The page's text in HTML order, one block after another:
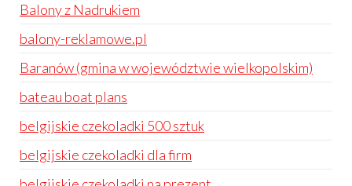
Balony z Nadrukiem
balony-reklamowe.pl
Baranów (gmina w województwie wielkopolskim)
bateau boat plans
belgijskie czekoladki 500 sztuk
belgijskie czekoladki dla firm